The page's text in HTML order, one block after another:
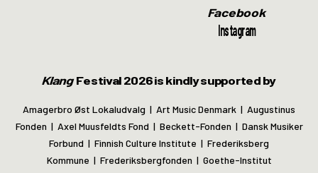
Facebook
Instagram
KlangFestival 2026 is kindly supported by
Amagerbro Øst Lokaludvalg | Art Music Denmark | Augustinus
Fonden | Axel Muusfeldts Fond | Beckett-Fonden | Dansk Musiker
Forbund | Finnish Culture Institute | Frederiksberg
Kommune | Frederiksbergfonden | Goethe-Institut